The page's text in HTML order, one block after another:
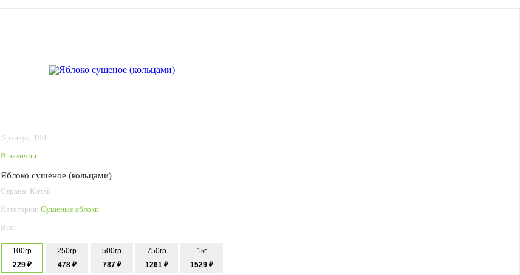
Артикул: 190
В наличии
Яблоко сушеное (кольцами)
Страна: Китай
Категория: Сушеные яблоки
Вес:
100гр
229 ₽
250гр
478 ₽
500гр
787 ₽
750гр
1261 ₽
1кг
1529 ₽